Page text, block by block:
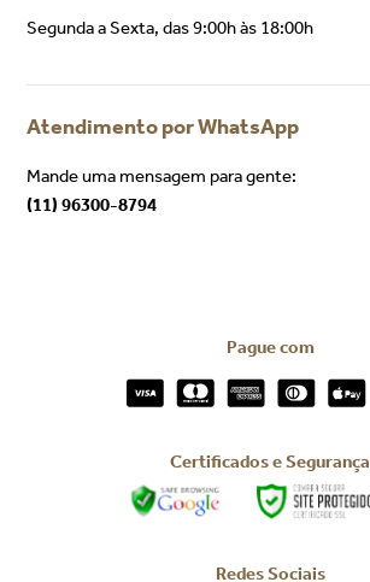
Segunda a Sexta, das 9:00h às 18:00h
Atendimento por WhatsApp
Mande uma mensagem para gente:
(11) 96300-8794
Pague com
Certificados e Segurança
Redes Sociais